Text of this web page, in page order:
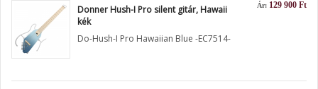
Ár: 129 900 Ft
Donner Hush-I Pro silent gitár, Hawaii
kék
Do-Hush-I Pro Hawaiian Blue -EC7514-